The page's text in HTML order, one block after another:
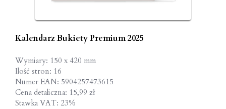
Kalendarz Bukiety Premium 2025
Wymiary: 150 x 420 mm
Ilość stron: 16
Numer EAN: 5904257473615
Cena detaliczna: 15,99 zł
Stawka VAT: 23%